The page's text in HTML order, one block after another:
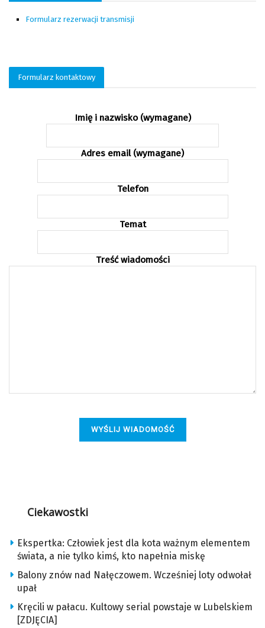
Formularz rezerwacji transmisji
Formularz kontaktowy
Imię i nazwisko (wymagane)
Adres email (wymagane)
Telefon
Temat
Treść wiadomości
Ciekawostki
Ekspertka: Człowiek jest dla kota ważnym elementem
świata, a nie tylko kimś, kto napełnia miskę
Balony znów nad Nałęczowem. Wcześniej loty odwołał
upał
Kręcili w pałacu. Kultowy serial powstaje w Lubelskiem
[ZDJĘCIA]